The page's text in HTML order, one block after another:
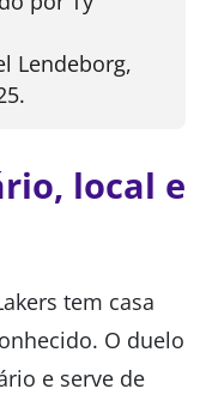
Lendeborg,
local e
tem casa
O duelo
e serve de